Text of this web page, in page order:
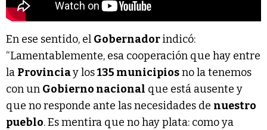
En ese sentido, el Gobernadorindicó:
“Lamentablemente, esa cooperación que hay entre
la Provinciay los135 municipiosno la tenemos
con un Gobierno nacional que está ausente y
que no responde ante las necesidades de nuestro
pueblo. Es mentira que no hay plata: como ya